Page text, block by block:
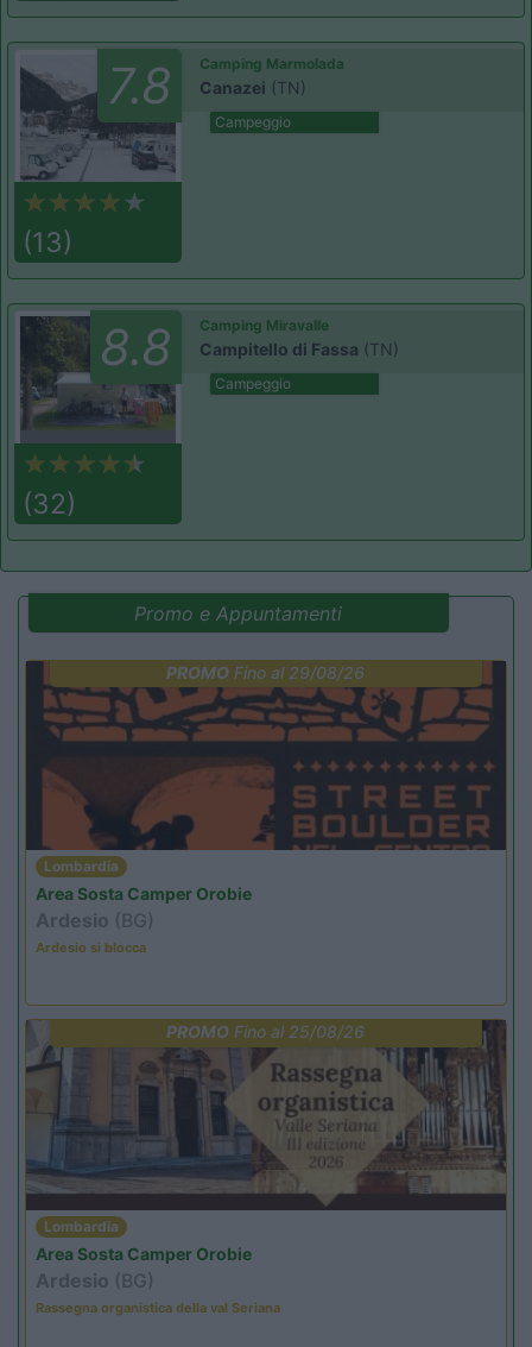
7.8
(13)
Camping Marmolada
Canazei (TN)
Campeggio
8.8
(32)
Camping Miravalle
Campitello di Fassa (TN)
Campeggio
Promo e Appuntamenti
PROMO Fino al 29/08/26
Lombardia
Area Sosta Camper Orobie
Ardesio (BG)
Ardesio si blocca
PROMO Fino al 25/08/26
Lombardia
Area Sosta Camper Orobie
Ardesio (BG)
Rassegna organistica della val Seriana